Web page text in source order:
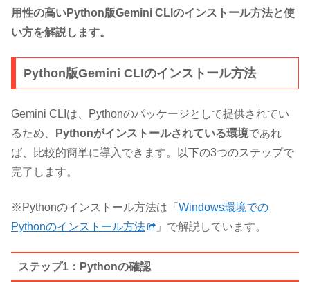
用性の高いPython版Gemini CLIのインストール方法と使
い方を解説します。
Python版Gemini CLIのインストール方法
Gemini CLIは、Pythonのパッケージとして提供されてい
るため、
Pythonがインストールされている環境であれ
ば、比較的簡単に導入できます。以下の3つのステップで
完了します。
※Pythonのインストール方法は「 Windows環境での
Pythonのインストール方法
」で解説しています。
ステップ1：Pythonの確認